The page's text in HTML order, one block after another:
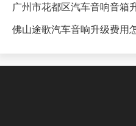
广州市花都区汽车音响音箱
佛山途歌汽车音响升级费用